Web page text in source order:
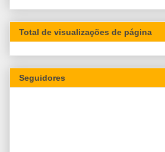
Total de visualizações de página
Seguidores